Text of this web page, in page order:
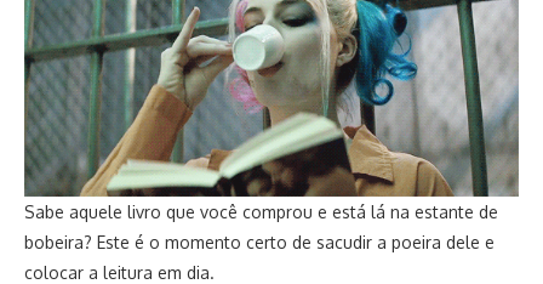
Sabe aquele livro que você comprou e está lá na estante de
bobeira? Este é o momento certo de sacudir a poeira dele e
colocar a leitura em dia.